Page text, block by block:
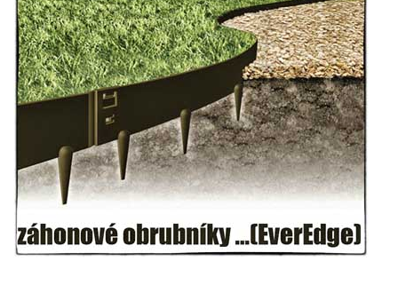
Vodopád pod Širokým kopcem
Vodopád v údolí Lučního potoka